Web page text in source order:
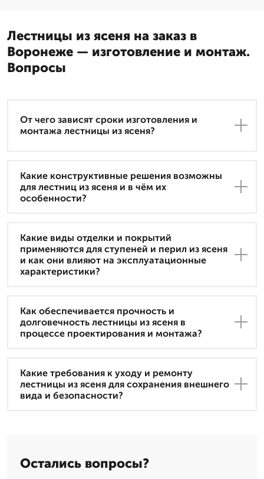
Лестницы из ясеня на заказ в
Воронеже — изготовление и монтаж.
Вопросы
От чего зависят сроки изготовления и
монтажа лестницы из ясеня?
Какие конструктивные решения возможны
для лестниц из ясеня и в чём их
особенности?
Какие виды отделки и покрытий
применяются для ступеней и перил из ясеня
и как они влияют на эксплуатационные
характеристики?
Как обеспечивается прочность и
долговечность лестницы из ясеня в
процессе проектирования и монтажа?
Какие требования к уходу и ремонту
лестницы из ясеня для сохранения внешнего
вида и безопасности?
Остались вопросы?